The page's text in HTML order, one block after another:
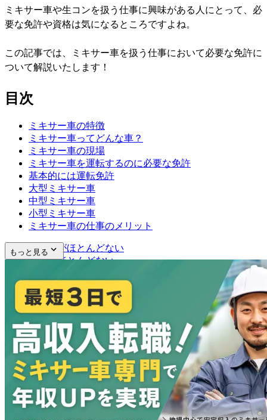
ミキサー車や生コンを扱う仕事に興味がある人にとって、必
要な免許や資格は気になるところですよね。
この記事では、ミキサー車を扱う仕事において必要な免許に
ついて解説いたします！
目次
ミキサー車の特徴
ミキサー車ってどんな車？
ミキサー車の現場
ミキサー車を運転するのに必要な免許
基本的には運転免許
大型ミキサー車
中型ミキサー車
小型ミキサー車
ミキサー車の仕事のメリット
力仕事がほとんどない
残業もほとんどない
ミキサー車の仕事のデメリット
朝が早い
コミュニケーションが大事
雨の日は休み
まとめ
もっと見る